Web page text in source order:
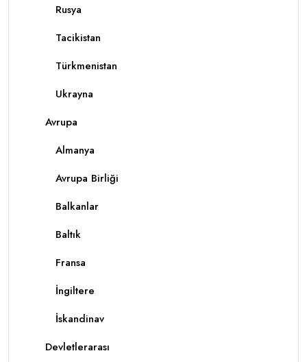
Rusya
Tacikistan
Türkmenistan
Ukrayna
Avrupa
Almanya
Avrupa Birliği
Balkanlar
Baltık
Fransa
İngiltere
İskandinav
Devletlerarası